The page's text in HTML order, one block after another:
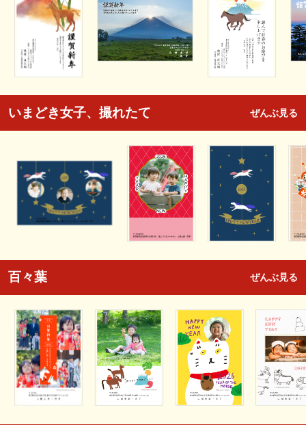
いまどき女子、撮れたて ぜんぶ見る
百々葉 ぜんぶ見る